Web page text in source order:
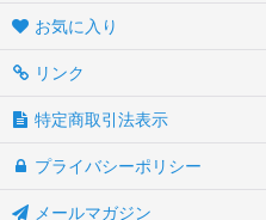
お気に入り
リンク
特定商取引法表示
プライバシーポリシー
メールマガジン